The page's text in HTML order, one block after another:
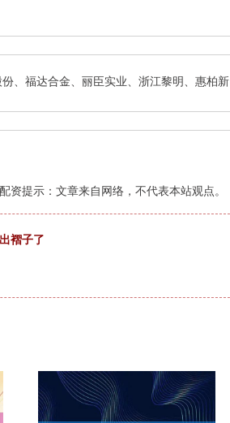
、福达合金、丽臣实业、浙江黎明、惠柏新
资提示：文章来自网络，不代表本站观点。
褶子了